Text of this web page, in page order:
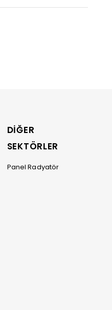
DİĞER
SEKTÖRLER
Panel Radyatör